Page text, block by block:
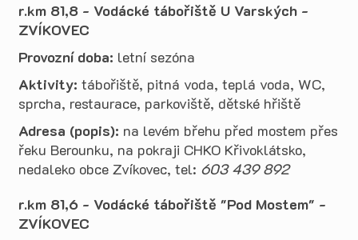
r.km 81,8 - Vodácké tábořiště U Varských -
ZVÍKOVEC
Provozní doba: letní sezóna
Aktivity: tábořiště, pitná voda, teplá voda, WC,
sprcha, restaurace, parkoviště, dětské hřiště
Adresa (popis): na levém břehu před mostem přes
řeku Berounku, na pokraji CHKO Křivoklátsko,
nedaleko obce Zvíkovec, tel: 603 439 892
r.km 81,6 - Vodácké tábořiště "Pod Mostem" -
ZVÍKOVEC